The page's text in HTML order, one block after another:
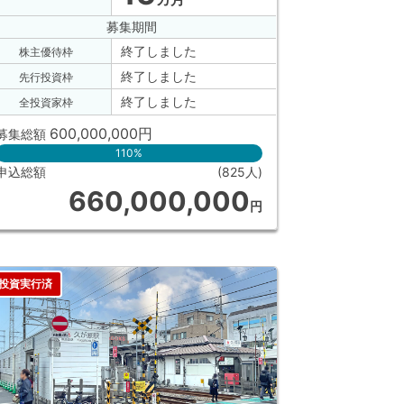
募集期間
株主優待枠
先行投資枠
全投資家枠
終了しました
終了しました
終了しました
集総額 600,000,000円
110%
込総額 (825人)
660,000,000円
資実行済